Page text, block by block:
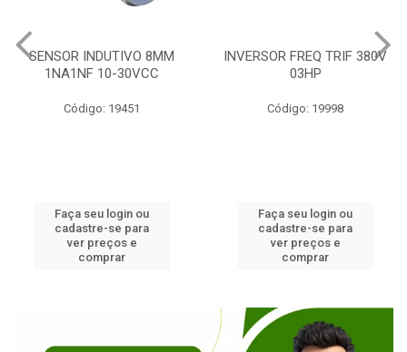
SENSOR INDUTIVO 8MM
1NA1NF 10-30VCC
Código: 19451
Faça seu login ou
cadastre-se para
ver preços e
comprar
INVERSOR FREQ TRIF 380V
03HP
Código: 19998
Faça seu login ou
cadastre-se para
ver preços e
comprar